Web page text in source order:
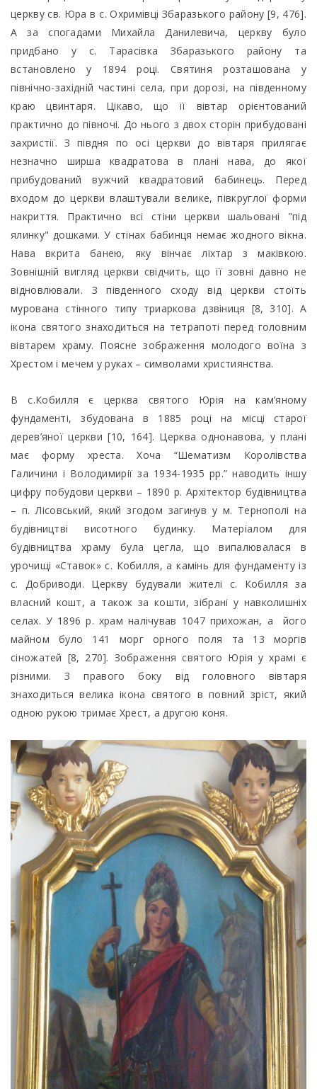
церкву св. Юра в с. Охримівці Збаразького району [9, 476].
А за спогадами Михайла Данилевича, церкву було
придбано у с. Тарасівка Збаразького району та
встановлено у 1894 році. Святиня розташована у
північно-західній частині села, при дорозі, на південному
краю цвинтаря. Цікаво, що її вівтар орієнтований
практично до півночі. До нього з двох сторін прибудовані
захристії. З півдня по осі церкви до вівтаря прилягає
незначно ширша квадратова в плані нава, до якої
прибудований вужчий квадратовий бабинець. Перед
входом до церкви влаштували велике, півкруглої форми
накриття. Практично всі стіни церкви шальовані "під
ялинку" дошками. У стінах бабинця немає жодного вікна.
Нава вкрита банею, яку вінчає ліхтар з маківкою.
Зовнішній вигляд церкви свідчить, що її зовні давно не
відновлювали. З південного сходу від церкви стоїть
мурована стінного типу триаркова дзвіниця [8, 310]. А
ікона святого знаходиться на тетрапоті перед головним
вівтарем храму. Поясне зображення молодого воїна з
Хрестом і мечем у руках – символами християнства.
В с.Кобилля є церква святого Юрія на кам’яному
фундаменті, збудована в 1885 році на місці старої
дерев’яної церкви [10, 164]. Церква однонавова, у плані
має форму хреста. Хоча “Шематизм Королівства
Галичини і Володимирії за 1934-1935 рр.” наводить іншу
цифру побудови церкви – 1890 р. Архітектор будівництва
– п. Лісовський, який згодом загинув у м. Тернополі на
будівництві висотного будинку. Матеріалом для
будівництва храму була цегла, що випалювалася в
урочищі «Ставок» с. Кобилля, а камінь для фундаменту із
с. Добриводи. Церкву будували жителі с. Кобилля за
власний кошт, а також за кошти, зібрані у навколишніх
селах. У 1896 р. храм налічував 1047 прихожан, а його
майном було 141 морг орного поля та 13 моргів
сіножатей [8, 270]. Зображення святого Юрія у храмі є
різними. З правого боку від головного вівтаря
знаходиться велика ікона святого в повний зріст, який
одною рукою тримає Хрест, а другою коня.